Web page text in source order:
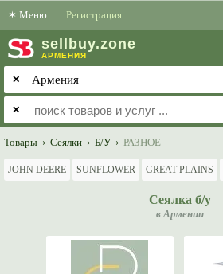
✶ Меню Регистрация
sell buy.zone
АРМЕНИЯ
✕
✕
Товары › Сеялки › Б/У › РАЗНОЕ
JOHN DEERE SUNFLOWER GREAT PLAINS
Сеялка б/у
в Армении